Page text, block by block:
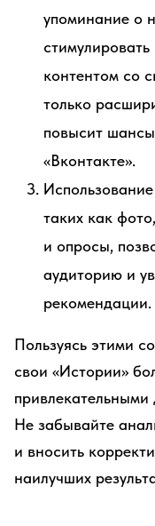
упоминание о
контентом со
только
повысит
«Вконтакте».
таких как
и опросы,
аудиторию и
рекомендации.
Пользуясь этими
свои «Истории»
Не забывайте
и вносить
наилучших